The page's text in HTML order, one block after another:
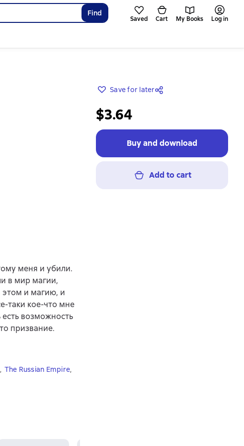
Find
Saved Cart My Books Log in
Save for later
$3.64
Buy and download
Add to cart
меня и убили.
в мир магии,
этом и магию, и
таки кое-что мне
возможность
призвание.
, The Russian Empire,